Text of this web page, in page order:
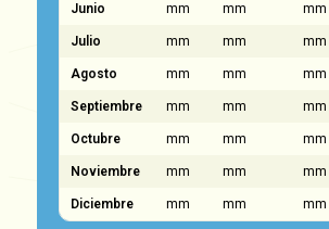
Junio mm mm mm
Julio mm mm mm
Agosto mm mm mm
Septiembre mm mm mm
Octubre mm mm mm
Noviembre mm mm mm
Diciembre mm mm mm